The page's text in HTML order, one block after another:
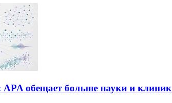
APA обещает больше науки и